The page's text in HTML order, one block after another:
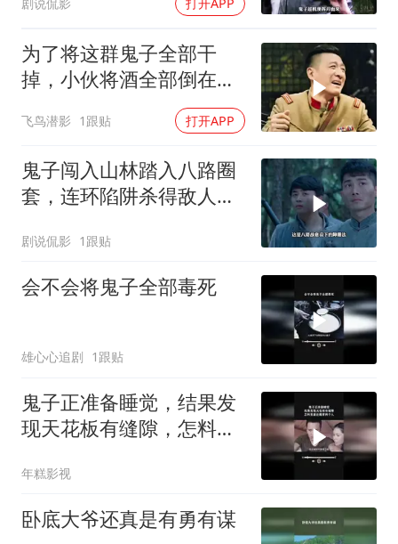
为了将这群鬼子全部干
掉，小伙将酒全部倒在了
飞鸟潜影 1跟贴 打开APP
鬼子闯入山林踏入八路圈
套，连环陷阱杀得敌人落
剧说侃影 1跟贴
会不会将鬼子全部毒死
雄心心追剧 1跟贴
鬼子正准备睡觉，结果发
现天花板有缝隙，怎料里
年糕影视
卧底大爷还真是有勇有谋